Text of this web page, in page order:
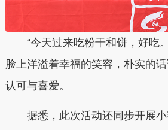
“今天过来吃粉干和饼，好吃。
脸上洋溢着幸福的笑容，朴实的
认可与喜爱。
据悉，此次活动还同步开展小